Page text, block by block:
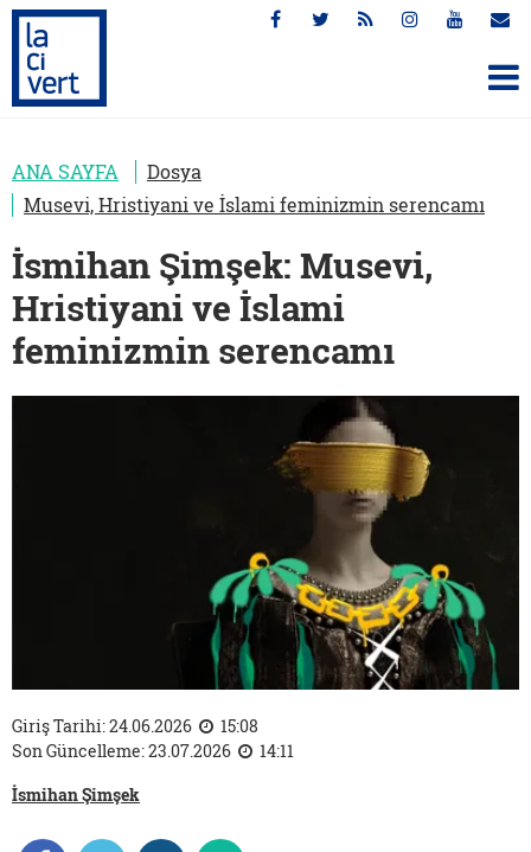
ANA SAYFA
Dosya
Musevi, Hristiyani ve İslami feminizmin serencamı
İsmihan Şimşek: Musevi,
Hristiyani ve İslami
feminizmin serencamı
Giriş Tarihi: 24.06.2026
15:08
Son Güncelleme: 23.07.2026
14:11
İsmihan Şimşek